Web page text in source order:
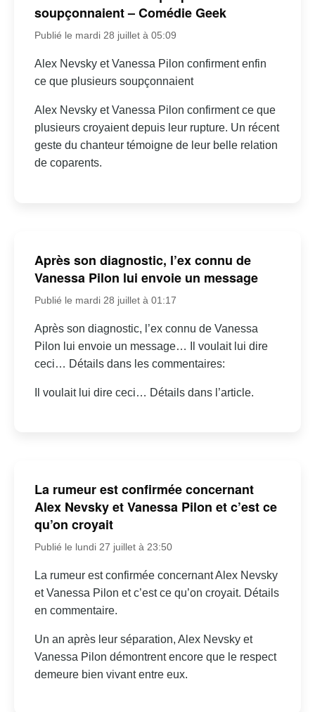
soupçonnaient – Comédie Geek
Publié le mardi 28 juillet à 05:09
Alex Nevsky et Vanessa Pilon confirment enfin
ce que plusieurs soupçonnaient
Alex Nevsky et Vanessa Pilon confirment ce que
plusieurs croyaient depuis leur rupture. Un récent
geste du chanteur témoigne de leur belle relation
de coparents.
Après son diagnostic, l’ex connu de
Vanessa Pilon lui envoie un message
Publié le mardi 28 juillet à 01:17
Après son diagnostic, l’ex connu de Vanessa
Pilon lui envoie un message… Il voulait lui dire
ceci… Détails dans les commentaires:
Il voulait lui dire ceci… Détails dans l’article.
La rumeur est confirmée concernant
Alex Nevsky et Vanessa Pilon et c’est ce
qu’on croyait
Publié le lundi 27 juillet à 23:50
La rumeur est confirmée concernant Alex Nevsky
et Vanessa Pilon et c’est ce qu’on croyait. Détails
en commentaire.
Un an après leur séparation, Alex Nevsky et
Vanessa Pilon démontrent encore que le respect
demeure bien vivant entre eux.